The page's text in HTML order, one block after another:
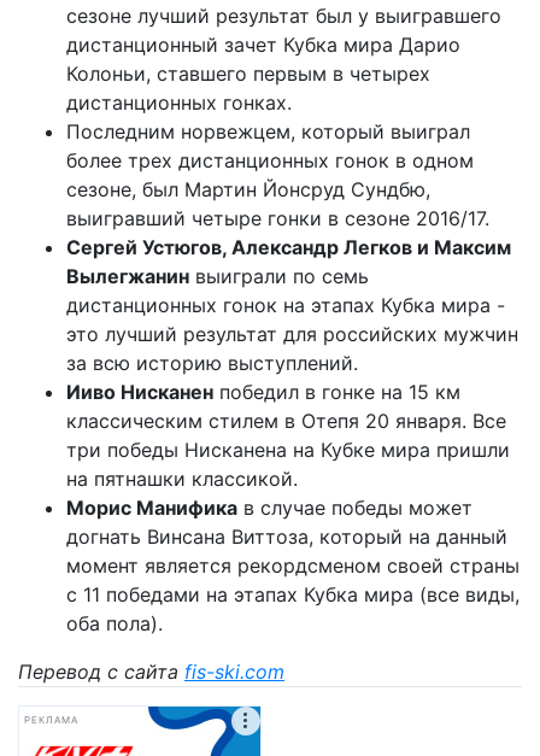
сезоне лучший результат был у выигравшего
дистанционный зачет Кубка мира Дарио
Колоньи, ставшего первым в четырех
дистанционных гонках.
Последним норвежцем, который выиграл
более трех дистанционных гонок в одном
сезоне, был Мартин Йонсруд Сундбю,
выигравший четыре гонки в сезоне 2016/17.
Сергей Устюгов, Александр Легков и Максим
Вылегжанин выиграли по семь
дистанционных гонок на этапах Кубка мира -
это лучший результат для российских мужчин
за всю историю выступлений.
Ииво Нисканен победил в гонке на 15 км
классическим стилем в Отепя 20 января. Все
три победы Нисканена на Кубке мира пришли
на пятнашки классикой.
Морис Манифика в случае победы может
догнать Винсана Виттоза, который на данный
момент является рекордсменом своей страны
с 11 победами на этапах Кубка мира (все виды,
оба пола).
Перевод с сайта fis-ski.com
РЕКЛАМА